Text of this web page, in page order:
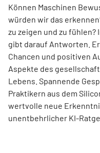
Können Maschinen
würden wir das
zu zeigen und zu fühlen?
gibt darauf Antworten.
Chancen und positiven
Aspekte des
Lebens. Spannende
Praktikern aus dem
wertvolle neue
unentbehrlicher KI-